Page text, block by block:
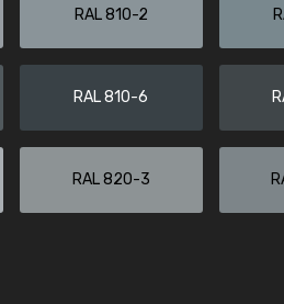
RAL 810-2
RAL 810-6
RAL 820-3